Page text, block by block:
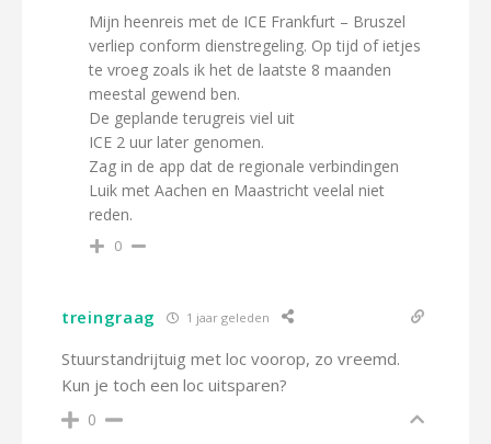
Mijn heenreis met de ICE Frankfurt – Bruszel
verliep conform dienstregeling. Op tijd of ietjes
te vroeg zoals ik het de laatste 8 maanden
meestal gewend ben.
De geplande terugreis viel uit
ICE 2 uur later genomen.
Zag in de app dat de regionale verbindingen
Luik met Aachen en Maastricht veelal niet
reden.
0
treingraag 1 jaar geleden
Stuurstandrijtuig met loc voorop, zo vreemd.
Kun je toch een loc uitsparen?
0